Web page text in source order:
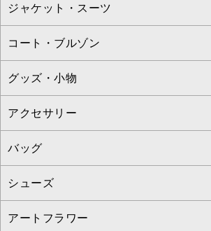
ニット・セーター
カーディガン
アンサンブルセット
ベスト・ジレ
パーカー
タンクトップ・キャミソール
スウェット・ジャージー
ドレス
チュニック
ジャンパースカート
その他のワンピース・ドレス
フルレングスパンツ
クロップド・半端丈パンツ
ガウチョ・ワイドパンツ
ハーフ・ショート丈パンツ
サロペット・オールインワン
その他のパンツ
すべてのスカート
ロング・マキシ丈スカート
ひざ丈スカート
ミモレ丈スカート
ショート・ミニ丈スカート
その他のスカート
ジャケット・スーツ
すべてのジャケット・スーツ
テーラードジャケット
ノーカラージャケット
セットアップ
セットアップジャケット
セットアップパンツ
コート・ブルゾン
すべてのコート・ブルゾン
トレンチコート
ピーコート
ダッフルコート
チェスターコート
グッズ・小物
すべてのグッズ・小物
マスク
ストール・マフラー・スヌード
ベルト・サスペンダー
アクセサリー
すべてのアクセサリー
ネックレス
ピアス・イヤリング
バッグ
すべてのバッグ
トートバッグ
シューズ
すべてのシューズ
アートフラワー